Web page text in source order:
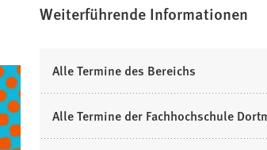
Weiterführende Informationen
Alle Termine des Bereichs
Alle Termine der Fachhochschule